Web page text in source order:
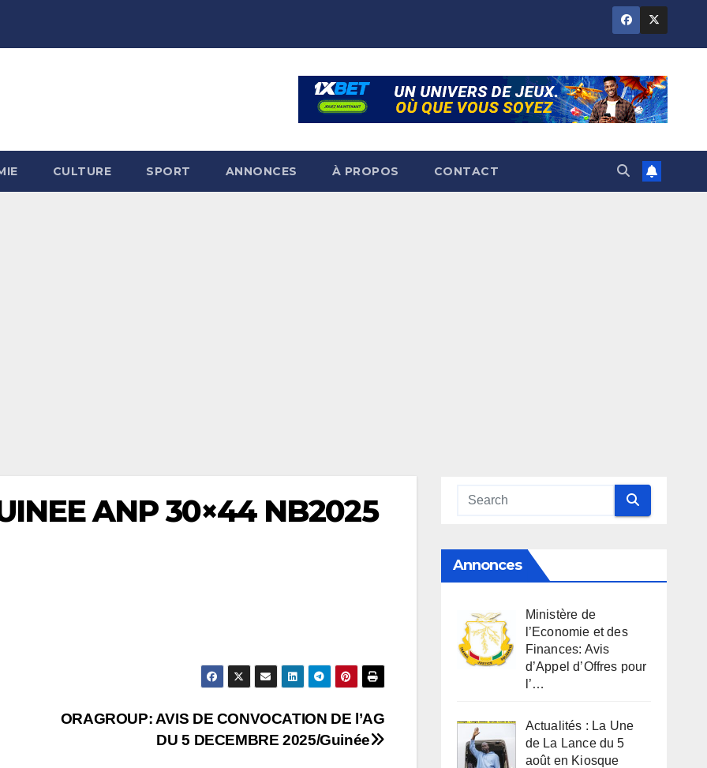
CULTURE SPORT ANNONCES À PROPOS CONTACT
ANP 30×44 NB2025
ORAGROUP: AVIS DE CONVOCATION DE l’AG
DU 5 DECEMBRE 2025/Guinée
Annonces
Ministère de
l’Economie et des
Finances: Avis
d’Appel d’Offres pour
l’…
Actualités : La Une
de La Lance du 5
août en Kiosque